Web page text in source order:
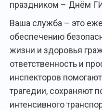
праздником – Днём
Ваша служба – это
обеспечению
жизни и здоровья
ответственность и
инспекторов
трагедии, сохраняют
интенсивного